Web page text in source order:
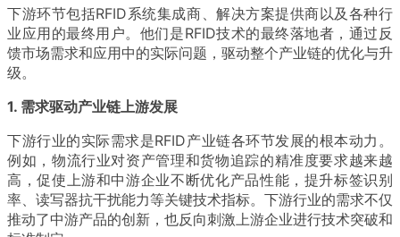
下游环节包括RFID系统集成商、解决方案提供商以及各种行
业应用的最终用户。他们是RFID技术的最终落地者，通过反
馈市场需求和应用中的实际问题，驱动整个产业链的优化与升
级。
1. 需求驱动产业链上游发展
下游行业的实际需求是RFID产业链各环节发展的根本动力。
例如，物流行业对资产管理和货物追踪的精准度要求越来越
高，促使上游和中游企业不断优化产品性能，提升标签识别
率、读写器抗干扰能力等关键技术指标。下游行业的需求不仅
推动了中游产品的创新，也反向刺激上游企业进行技术突破和